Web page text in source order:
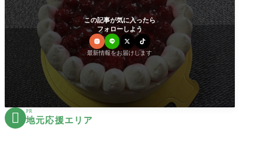
この記事が気に入ったら
フォローしよう
最新情報をお届けします
 PR
地元応援エリア